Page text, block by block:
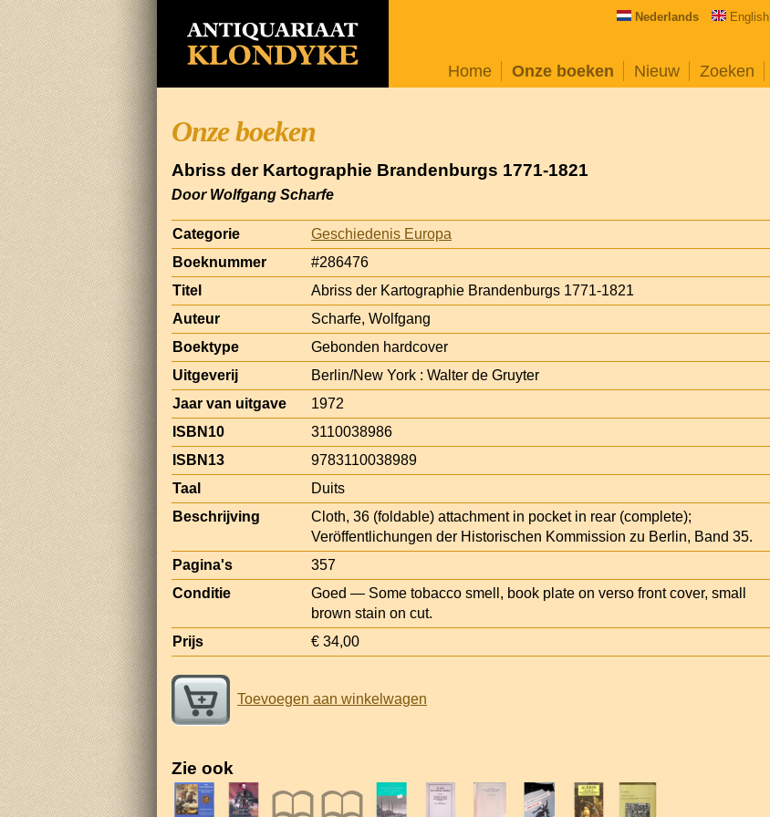
Nederlands English
Home Onze boeken Nieuw Zoeken
Onze boeken
Abriss der Kartographie Brandenburgs 1771-1821
Door Wolfgang Scharfe
Categorie
Geschiedenis Europa
Boeknummer
#286476
Titel
Abriss der Kartographie Brandenburgs 1771-1821
Auteur
Scharfe, Wolfgang
Boektype
Gebonden hardcover
Uitgeverij
Berlin/New York : Walter de Gruyter
Jaar van uitgave
1972
ISBN10
3110038986
ISBN13
9783110038989
Taal
Duits
Beschrijving
Cloth, 36 (foldable) attachment in pocket in rear (complete);
Veröffentlichungen der Historischen Kommission zu Berlin, Band 35.
Pagina's
357
Conditie
Goed — Some tobacco smell, book plate on verso front cover, small
brown stain on cut.
Prijs
€ 34,00
Toevoegen aan winkelwagen
Zie ook